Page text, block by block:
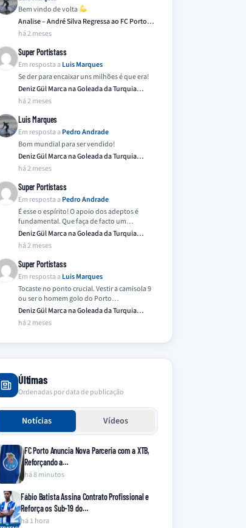
Bem vindo de volta
Analise – André Silva Regressa ao FC Porto…
há 2 meses
Super Portistass
Em resposta a Luis Marques
Se der para encaixar uns milhões é que era!
Deniz Gül Marca na Goleada da Turquia
Frente…
há 2 meses
Luis Marques
Em resposta a Pedro Andrade
Bom mundial para ser vendido!
Deniz Gül Marca na Goleada da Turquia
Frente…
há 2 meses
Super Portistass
Em resposta a Pedro Andrade
É esse o espírito! O apoio dos adeptos é
fundamental. Que faça de facto um…
Deniz Gül Marca na Goleada da Turquia
Frente…
há 2 meses
Super Portistass
Em resposta a Luis Marques
Tocaste no ponto crucial. Vestir a camisola 9
ou ser o homem golo do Porto…
Deniz Gül Marca na Goleada da Turquia
Frente…
há 2 meses
Últimas
Ordenadas por data de publicação
Notícias Vídeos
FC Porto Anuncia Nova Parceria com a XTB,
Reforçando a…
há 8 minutos
Fábio Batista Assina Contrato Profissional e
Reforça os Sub-19 do…
há 1 hora